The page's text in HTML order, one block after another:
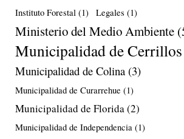
Instituto Forestal (1) Legales (1)
Ministerio del Medio Ambiente
Municipalidad de Cerrillos
Municipalidad de Colina (3)
Municipalidad de Curarrehue (1)
Municipalidad de Florida(2)
Municipalidad de Independencia (1)